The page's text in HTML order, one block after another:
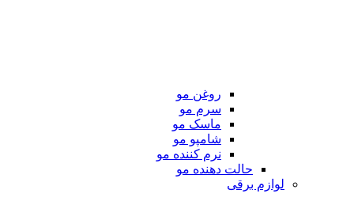
روغن مو
سرم مو
ماسک مو
شامپو مو
نرم کننده مو
حالت دهنده مو
لوازم برقی